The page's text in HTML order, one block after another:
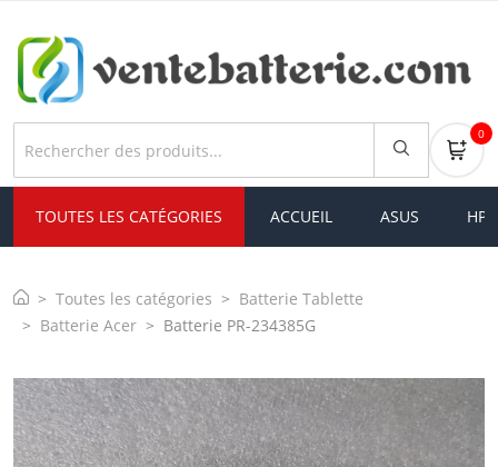
0
TOUTES LES CATÉGORIES ACCUEIL ASUS HP
Toutes les catégories
Batterie Tablette
Batterie Acer
Batterie PR-234385G